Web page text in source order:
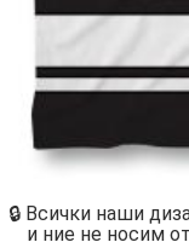
🔒 Всички наши
и ние не носим